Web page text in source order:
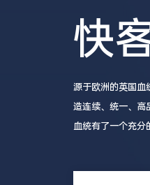
快
源于欧洲的英国血
造连续、统一、高
血统有了一个充分